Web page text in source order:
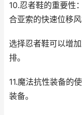
10.忍者鞋的重要性
合亚索的快速位移风
选择忍者鞋可以增
排。
11.魔法抗性装备的
装备。